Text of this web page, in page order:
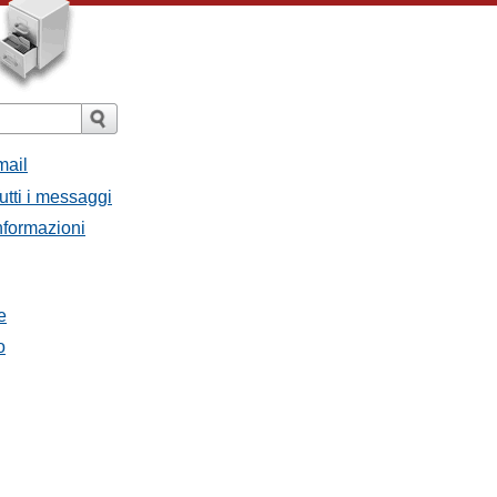
i messaggi